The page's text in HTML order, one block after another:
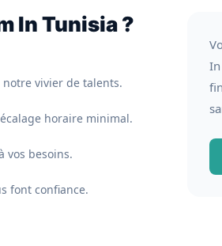
In Tunisia ?
vivier de talents.
horaire minimal.
vos besoins.
font confiance.